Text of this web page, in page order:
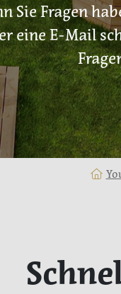
Sie Fragen
eine E-Mail